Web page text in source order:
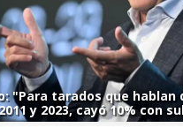
"Para tarados que hablan
y 2023, cayó 10% con